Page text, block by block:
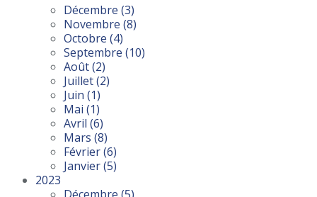
Décembre (3)
Novembre (8)
Octobre (4)
Septembre (10)
Août(2)
Juillet(2)
Juin (1)
Mai (1)
Avril (6)
Mars (8)
Février(6)
Janvier(5)
2023